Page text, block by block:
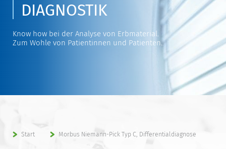
DIAGNOSTIK
Know how bei der Analyse von Erbmaterial.
Zum Wohle von Patientinnen und Patienten.
Start Morbus Niemann-Pick Typ C, Differentialdiagnose